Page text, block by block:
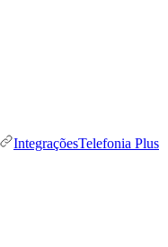
IntegraçõesTelefonia Plus